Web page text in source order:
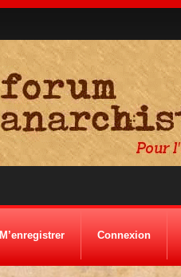
M’enregistrer Connexion